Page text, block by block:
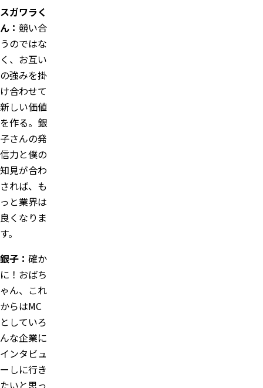
スガワラく
ん： 競い合
うのではな
く、お互い
の強みを掛
け合わせて
新しい価値
を作る。銀
子さんの発
信力と僕の
知見が合わ
されば、も
っと業界は
良くなりま
す。
銀子： 確か
に！おばち
ゃん、これ
からはMC
としていろ
んな企業に
インタビュ
ーしに行き
たいと思っ